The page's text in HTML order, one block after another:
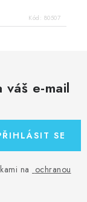
Kód: 80507
e-mail
na ochranou
SE